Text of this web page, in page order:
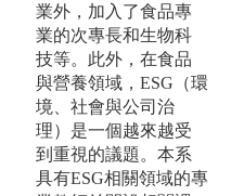
業外，加入了食品專
業的次專長和生物科
技等。此外，在食品
與營養領域，ESG（環
境、社會與公司治
理）是一個越來越受
到重視的議題。本系
具有ESG相關領域的專